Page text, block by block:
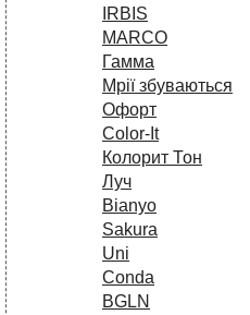
IRBIS
MARCO
Гамма
Мрії збуваються
Офорт
Сolor-It
Колорит Тон
Луч
Bianyo
Sakura
Uni
Conda
BGLN